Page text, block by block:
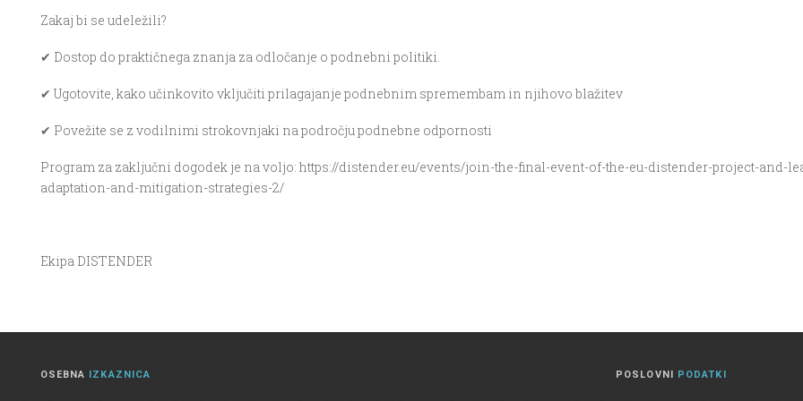
Zakaj bi se udeležili?
✔ Dostop do praktičnega znanja za odločanje o podnebni politiki.
✔ Ugotovite, kako učinkovito vključiti prilagajanje podnebnim spremembam in njihovo blažitev
✔ Povežite se z vodilnimi strokovnjaki na področju podnebne odpornosti
Program za zaključni dogodek je na voljo: https://distender.eu/events/join-the-final-event-of-the-eu-distender-project-and-
adaptation-and-mitigation-strategies-2/
Ekipa DISTENDER
OSEBNA IZKAZNICA POSLOVNI PODATKI